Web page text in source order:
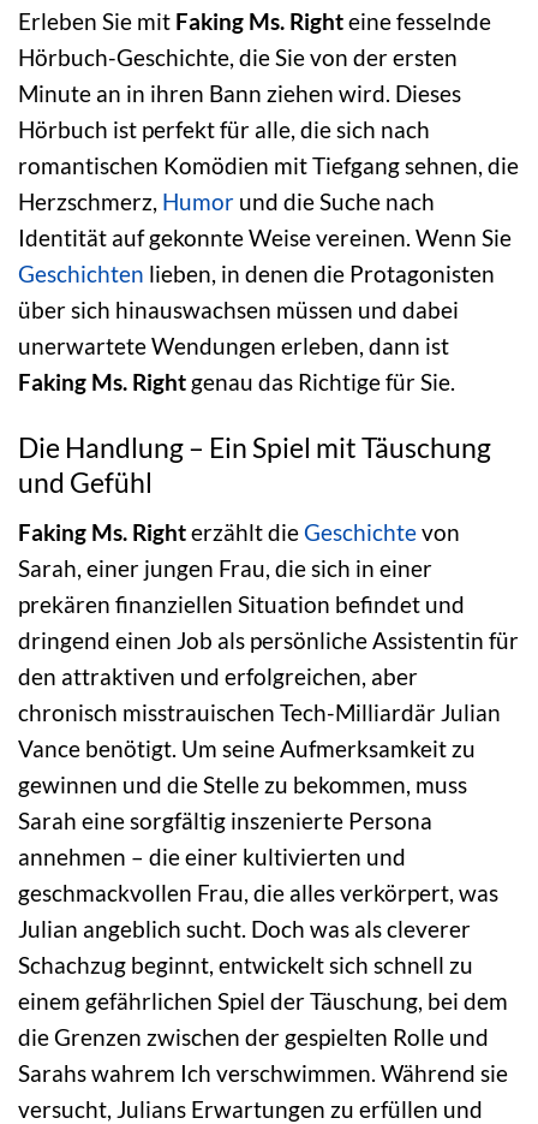
Erleben Sie mit Faking Ms. Righteine fesselnde
Hörbuch-Geschichte, die Sie von der ersten
Minute an in ihren Bann ziehen wird. Dieses
Hörbuch ist perfekt für alle, die sich nach
romantischen Komödien mit Tiefgang sehnen, die
Herzschmerz, Humor und die Suche nach
Identität auf gekonnte Weise vereinen. Wenn Sie
Geschichten lieben, in denen die Protagonisten
über sich hinauswachsen müssen und dabei
unerwartete Wendungen erleben, dann ist
Faking Ms. Right genau das Richtige für Sie.
Die Handlung – Ein Spiel mit Täuschung
und Gefühl
Faking Ms. Righterzählt dieGeschichtevon
Sarah, einer jungen Frau, die sich in einer
prekären finanziellen Situation befindet und
dringend einen Job als persönliche Assistentin für
den attraktiven und erfolgreichen, aber
chronisch misstrauischen Tech-Milliardär Julian
Vance benötigt. Um seine Aufmerksamkeit zu
gewinnen und die Stelle zu bekommen, muss
Sarah eine sorgfältig inszenierte Persona
annehmen – die einer kultivierten und
geschmackvollen Frau, die alles verkörpert, was
Julian angeblich sucht. Doch was als cleverer
Schachzug beginnt, entwickelt sich schnell zu
einem gefährlichen Spiel der Täuschung, bei dem
die Grenzen zwischen der gespielten Rolle und
Sarahs wahrem Ich verschwimmen. Während sie
versucht, Julians Erwartungen zu erfüllen und